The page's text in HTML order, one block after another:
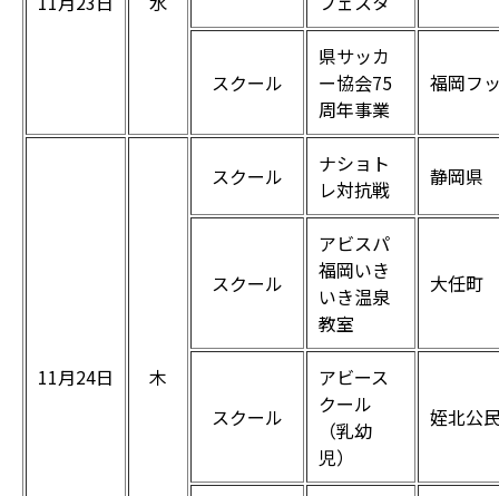
スクール
県サッカ
ー協会75
周年事業
福岡フ
11月24日 木
スクール
ナショト
レ対抗戦
静岡県
スクール
アビスパ
福岡いき
いき温泉
教室
大任町
スクール
アビース
クール
（乳幼
児）
姪北公